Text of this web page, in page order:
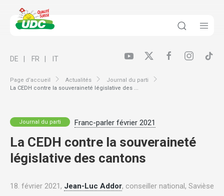
Page d’accueil Actualités
Journal du parti
La CEDH contre la souveraineté législative des ...
DE FR IT
Journal du parti Franc-parler février 2021
La CEDH contre la souveraineté
législative des cantons
18. février 2021, Jean-Luc Addor, conseiller national, Savièse